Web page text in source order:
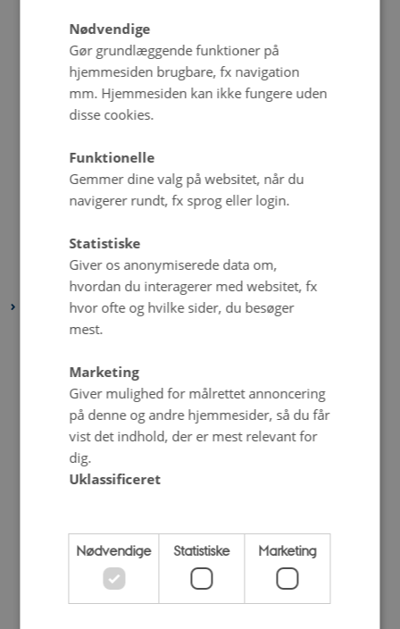
november 2024(3 poster)
oktober 2024(2 poster)
september 2024(4 poster)
august 2024(2 poster)
juli 2024(2 poster)
juni 2024 (2 poster)
maj 2024(1 post)
april 2024(3 poster)
januar 2024(1 post)
december 2023
oktober 2023
(2 poster)
september 2023(2 poster)
august 2023(3 poster)
juli 2023
juni 2023(6 poster)
april 2023(2 poster)
marts 2023(4 poster)
februar 2023(2 poster)
Nødvendige
Gør grundlæggende funktioner på
hjemmesiden brugbare, fx navigation
mm. Hjemmesiden kan ikke fungere uden
disse cookies.
Funktionelle
Gemmer dine valg på websitet, når du
navigerer rundt, fx sprog eller login.
Statistiske
Giver os anonymiserede data om,
hvordan du interagerer med websitet, fx
hvor ofte og hvilke sider, du besøger
mest.
Marketing
Giver mulighed for målrettet annoncering
på denne og andre hjemmesider, så du får
vist det indhold, der er mest relevant for
dig.
Uklassificeret
Nødvendige Statistiske Marketing